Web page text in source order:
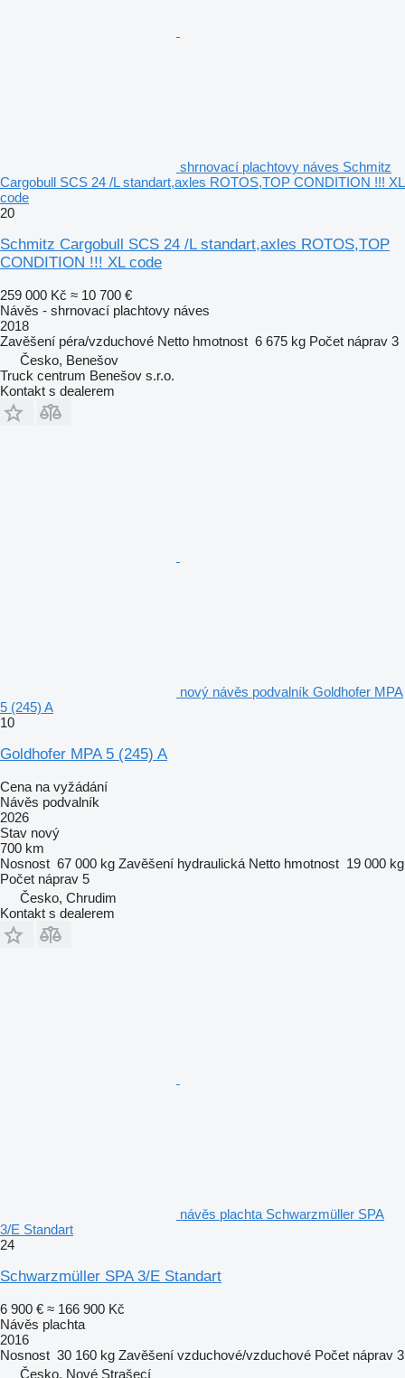
shrnovací plachtovy náves Schmitz
Cargobull SCS 24 /L standart,axles ROTOS,TOP CONDITION !!! XL
code
20
Schmitz Cargobull SCS 24 /L standart,axles ROTOS,TOP
CONDITION !!! XL code
259 000 Kč ≈ 10 700 €
Návěs - shrnovací plachtovy náves
2018
Zavěšení péra/vzduchové Netto hmotnost 6 675 kg Počet náprav 3
Česko, Benešov
Truck centrum Benešov s.r.o.
Kontakt s dealerem
nový návěs podvalník Goldhofer MPA
5 (245) A
10
Goldhofer MPA 5 (245) A
Cena na vyžádání
Návěs podvalník
2026
Stav nový
700 km
Nosnost 67 000 kg Zavěšení hydraulická Netto hmotnost 19 000 kg
Počet náprav 5
Česko, Chrudim
Kontakt s dealerem
návěs plachta Schwarzmüller SPA
3/E Standart
24
Schwarzmüller SPA 3/E Standart
6 900 € ≈ 166 900 Kč
Návěs plachta
2016
Nosnost 30 160 kg Zavěšení vzduchové/vzduchové Počet náprav 3
Česko, Nové Strašecí